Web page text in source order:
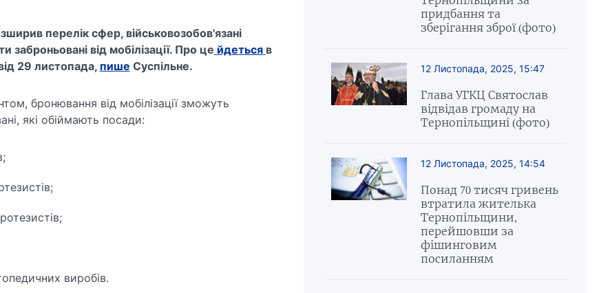
перелік сфер, військовозобов'язані
заброньовані від мобілізації. Про це йдеться в
29 листопада, пише Суспільне.
бронювання від мобілізації зможуть
які обіймають посади:
виробів.
придбання та
зберігання зброї (фото)
12 Листопада, 2025, 15:47
Глава УГКЦ Святослав
відвідав громаду на
Тернопільщині (фото)
12 Листопада, 2025, 14:54
Понад 70 тисяч гривень
втратила жителька
Тернопільщини,
перейшовши за
фішинговим
посиланням